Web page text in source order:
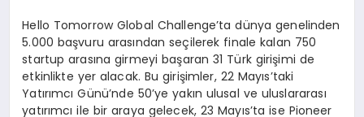
Hello Tomorrow Global Challenge’ta dünya genelinden
5.000 başvuru arasından seçilerek finale kalan 750
startup arasına girmeyi başaran 31 Türk girişimi de
etkinlikte yer alacak. Bu girişimler, 22 Mayıs’taki
Yatırımcı Günü’nde 50’ye yakın ulusal ve uluslararası
yatırımcı ile bir araya gelecek, 23 Mayıs’ta ise Pioneer